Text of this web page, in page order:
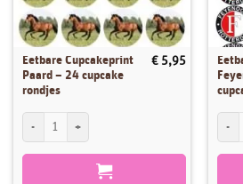
Eetbare Cupcakeprint
Paard – 24 cupcake
rondjes
€ 5,95
Eetbare Cupcakeprint Paard - 24 cupcake rondjes